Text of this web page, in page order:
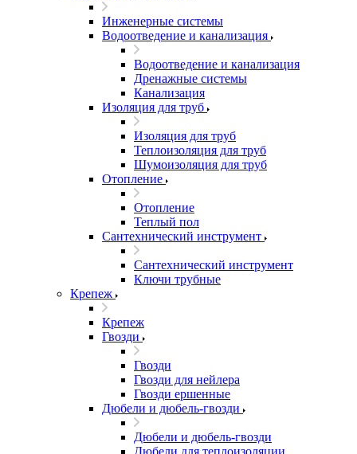
Инженерные системы
Водоотведение и канализация
Водоотведение и канализация
Дренажные системы
Канализация
Изоляция для труб
Изоляция для труб
Теплоизоляция для труб
Шумоизоляция для труб
Отопление
Отопление
Теплый пол
Сантехнический инструмент
Сантехнический инструмент
Ключи трубные
Крепеж
Крепеж
Гвозди
Гвозди
Гвозди для нейлера
Гвозди ершенные
Дюбели и дюбель-гвозди
Дюбели и дюбель-гвозди
Дюбели для теплоизоляции